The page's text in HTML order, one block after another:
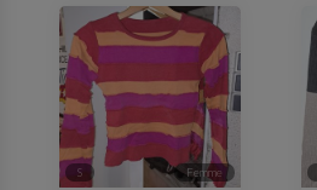
S femme